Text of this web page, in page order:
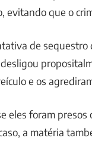
evitando que o
de
e os
eles foram presos
a matéria